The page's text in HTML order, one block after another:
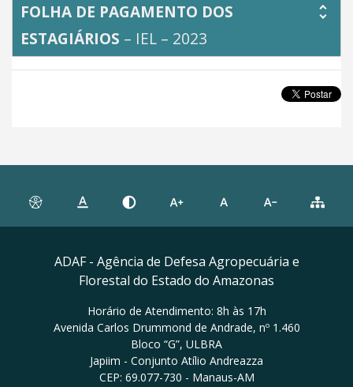
FOLHA DE PAGAMENTO DOS
ESTAGIÁRIOS – IEL – 2023
ADAF - Agência de Defesa Agropecuária e
Florestal do Estado do Amazonas
Horário de Atendimento: 8h às 17h
Avenida Carlos Drummond de Andrade, nº 1.460
Bloco “G”, ULBRA
Japiim - Conjunto Atílio Andreazza
CEP: 69.077-730 - Manaus-AM